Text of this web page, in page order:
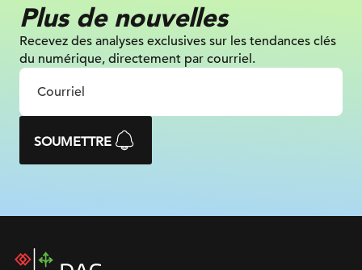
Plus de nouvelles
Recevez des analyses exclusives sur les tendances clés
du numérique, directement par courriel.
SOUMETTRE
DAC